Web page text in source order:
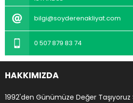
bilgi@soyderenakliyat.com
0 507 879 83 74
HAKKIMIZDA
1992'den Günümüze Değer